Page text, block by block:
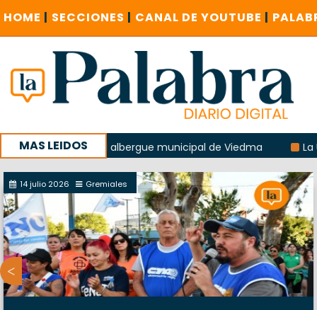
HOME | SECCIONES | CANAL DE YOUTUBE |
MAS LEIDOS
del albergue municipal de Viedma La Unesco
con un encuentro provincial en Roca
14 julio 2026 Gremiales